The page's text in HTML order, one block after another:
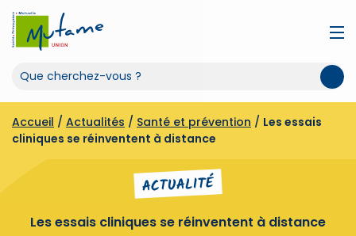
Accueil / Actualités / Santé et prévention / Les essais
cliniques se réinventent à distance
ACTUALITÉ
Les essais cliniques se réinventent à distance